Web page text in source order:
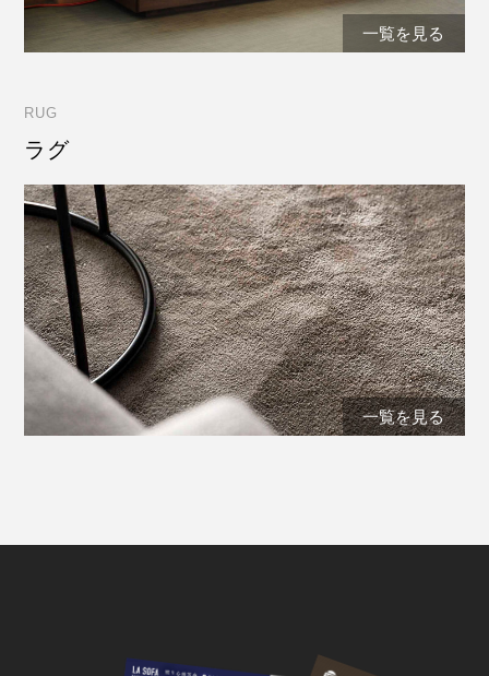
一覧を見る
RUG
ラグ
一覧を見る